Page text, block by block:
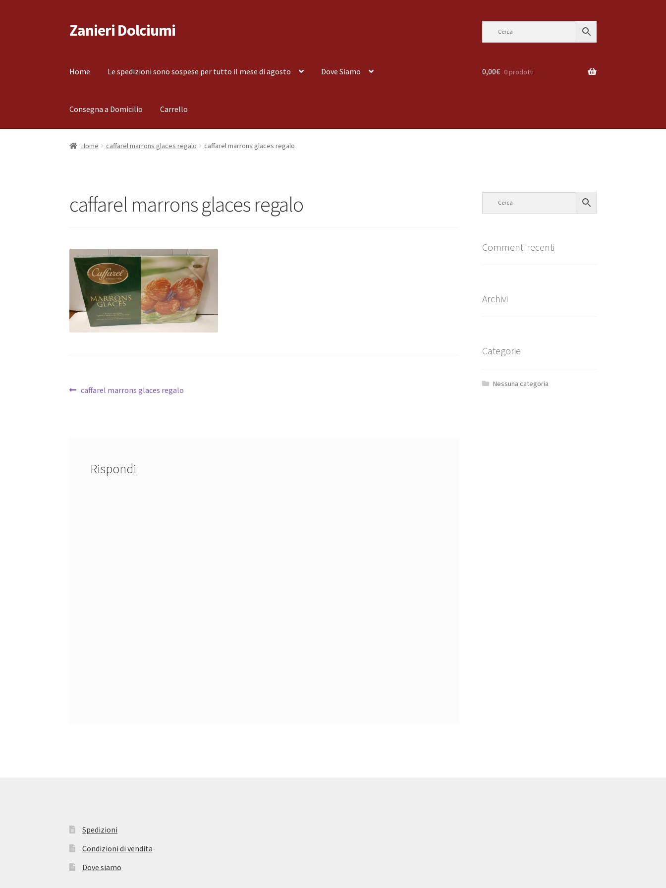
Vai
alla
Vai
al
Zanieri Dolciumi
Home Le spedizioni sono sospese per tutto il mese di agosto Dove Siamo
Consegna a Domicilio Carrello
Home Carrello Cassa Condizioni di vendita Consegna a Domicilio Consegna a Domicilio
0,00€ 0 prodotti
Home caffarel marrons glaces regalo caffarel marrons glaces regalo
caffarel marrons glaces regalo
Navigazione
Articolo
caffarel marrons glaces regalo
Rispondi
Commenti recenti
Archivi
Categorie
Nessuna categoria
Spedizioni
Condizioni di vendita
Dove siamo